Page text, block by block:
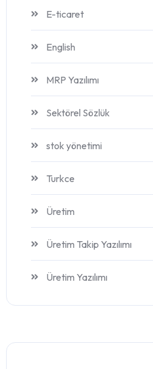
E-ticaret
English
MRP Yazılımı
Sektörel Sözlük
stok yönetimi
Turkce
Üretim
Üretim Takip Yazılımı
Üretim Yazılımı